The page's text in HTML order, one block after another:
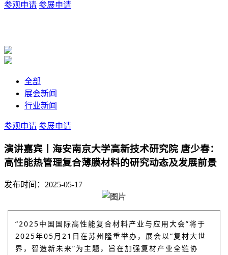
参观申请 参展申请
全部
展会新闻
行业新闻
参观申请 参展申请
演讲嘉宾丨海安南京大学高新技术研究院 唐少春：
高性能热管理复合薄膜材料的研究动态及发展前景
发布时间：2025-05-17
“2025中国国际高性能复合材料产业与应用大会”将于
2025年05月21日在苏州隆重举办，展会以“复材大世
界，智造新未来”为主题，旨在加强复材产业全链协